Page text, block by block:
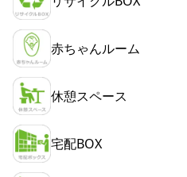
赤ちゃんルーム
休憩スペース
宅配BOX